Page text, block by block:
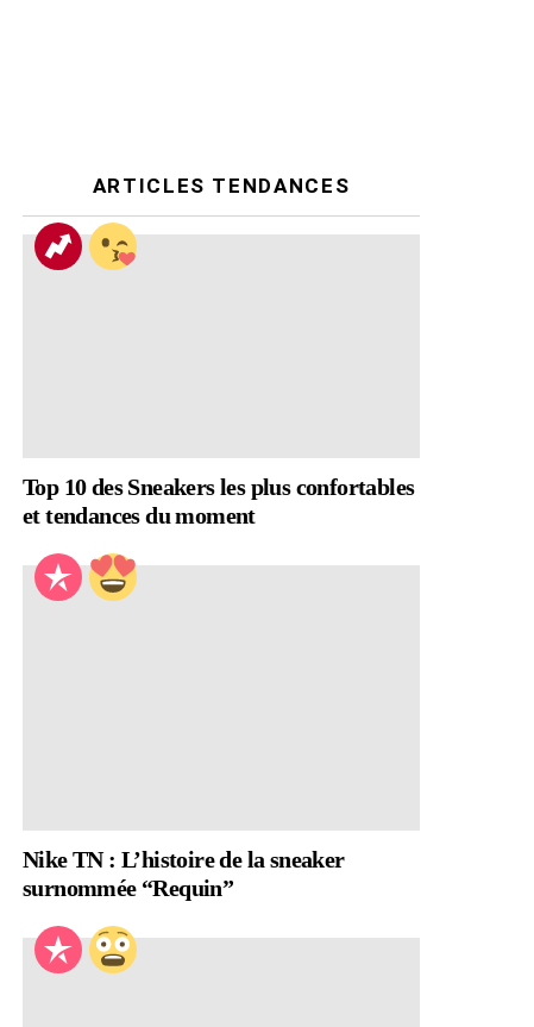
ARTICLES TENDANCES
Top 10 des Sneakers les plus confortables
et tendances du moment
Nike TN : L’histoire de la sneaker
surnommée “Requin”